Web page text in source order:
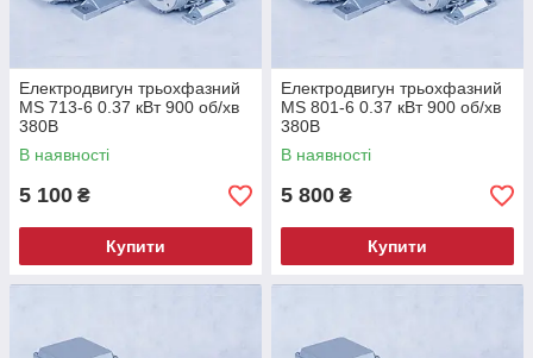
Електродвигун трьохфазний
MS 713-6 0.37 кВт 900 об/хв
380В
В наявності
5 100 ₴
Купити
Електродвигун трьохфазний
MS 801-6 0.37 кВт 900 об/хв
380В
В наявності
5 800 ₴
Купити